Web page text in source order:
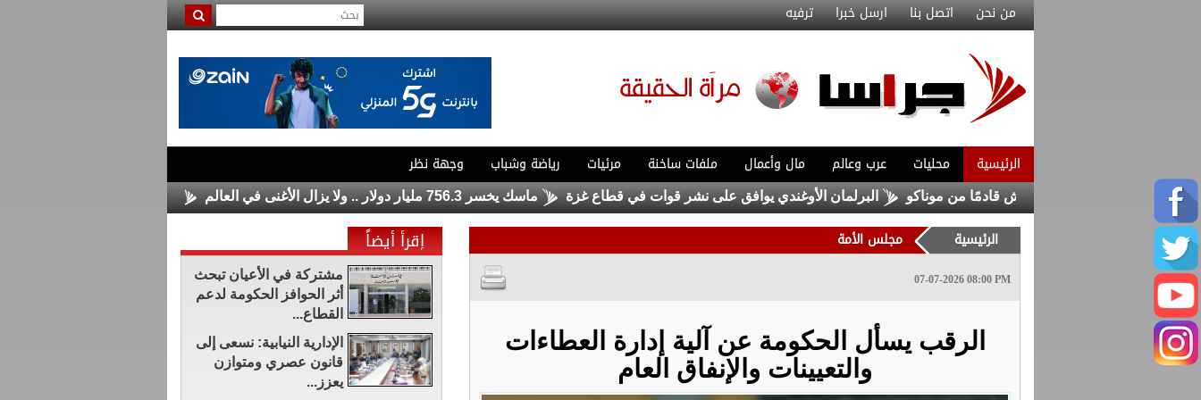
من نحن اتصل بنا ارسل خبرا ترفيه
الرئيسية محليات عرب وعالم مال وأعمال ملفات ساخنة مرئيات رياضة وشباب وجهة نظر
مع ماغنيس أكليوش قادمًا من موناكو البرلمان الأوغندي يوافق على نشر قوات في قطاع غزة ماسك يخسر 756.3 مليار دولار .. ولا يزال الأغنى في العالم الأسواق الأوروبية تغلق على مكاسب
الرئيسية مجلس الأمة
07-07-2026 08:00 PM
الرقب يسأل الحكومة عن آلية إدارة العطاءات
والتعيينات والإنفاق العام
إقرأ أيضاً
مشتركة في الأعيان تبحث
أثر الحوافز الحكومة لدعم
القطاع...
الإدارية النيابية: نسعى إلى
قانون عصري ومتوازن
يعزز...